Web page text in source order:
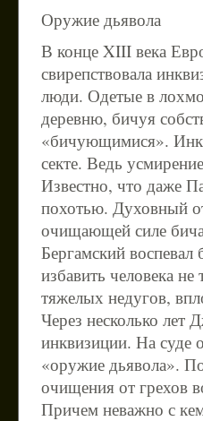
Оружие дьявола
В конце XIII века
свирепствовала
люди. Одетые в
деревню, бичуя
«бичующимися».
секте. Ведь
Известно, что даже
похотью. Духовный
очищающей силе
Бергамский воспевал
избавить человека
тяжелых недугов,
Через несколько лет
инквизиции. На суде
«оружие дьявола».
очищения от грехов
Причем неважно с